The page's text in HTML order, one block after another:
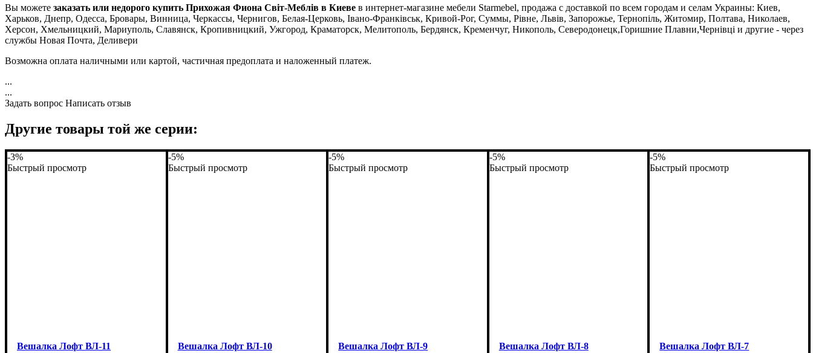
Вы можете заказать или недорого купить Прихожая Фиона Світ-Меблів в Киеве в интернет-магазине мебели Starmebel, продажа с доставкой по всем городам и селам Украины: Киев,
Харьков, Днепр, Одесса, Бровары, Винница, Черкассы, Чернигов, Белая-Церковь, Івано-Франківськ, Кривой-Рог, Суммы, Рівне, Львів, Запорожье, Тернопіль, Житомир, Полтава, Николаев,
Херсон, Хмельницкий, Мариуполь, Славянск, Кропивницкий, Ужгород, Краматорск, Мелитополь, Бердянск, Кременчуг, Никополь, Северодонецк,Горишние Плавни,Чернівці и другие - через
службы Новая Почта, Деливери
Возможна оплата наличными или картой, частичная предоплата и наложенный платеж.
...
...
Задать вопрос Написать отзыв
Другие товары той же серии:
-3%
Быстрый просмотр
Вешалка Лофт ВЛ-11
-5%
Быстрый просмотр
Вешалка Лофт ВЛ-10
-5%
Быстрый просмотр
Вешалка Лофт ВЛ-9
-5%
Быстрый просмотр
Вешалка Лофт ВЛ-8
-5%
Быстрый просмотр
Вешалка Лофт ВЛ-7